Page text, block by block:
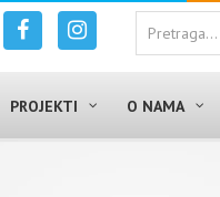
PROJEKTI O NAMA